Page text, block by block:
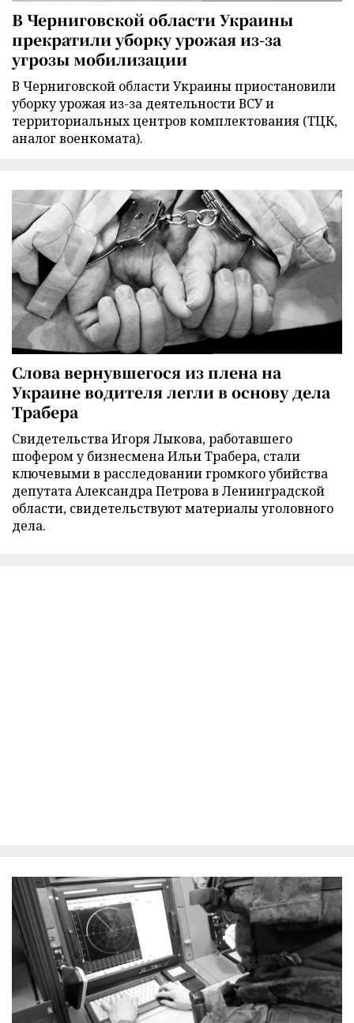
В Черниговской области Украины
прекратили уборку урожая из-за
угрозы мобилизации
В Черниговской области Украины приостановили
уборку урожая из-за деятельности ВСУ и
территориальных центров комплектования (ТЦК,
аналог военкомата).
Слова вернувшегося из плена на
Украине водителя легли в основу дела
Трабера
Свидетельства Игоря Лыкова, работавшего
шофером у бизнесмена Ильи Трабера, стали
ключевыми в расследовании громкого убийства
депутата Александра Петрова в Ленинградской
области, свидетельствуют материалы уголовного
дела.